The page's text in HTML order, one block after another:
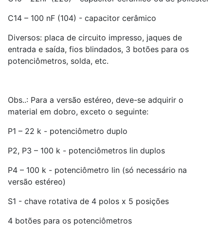
C14 – 100 nF (104) - capacitor cerâmico
Diversos: placa de circuito impresso, jaques de
entrada e saída, fios blindados, 3 botões para os
potenciômetros, solda, etc.
Obs..: Para a versão estéreo, deve-se adquirir o
material em dobro, exceto o seguinte:
P1 – 22 k - potenciômetro duplo
P2, P3 – 100 k - potenciômetros lin duplos
P4 – 100 k - potenciômetro lin (só necessário na
versão estéreo)
S1 - chave rotativa de 4 polos x 5 posições
4 botões para os potenciômetros